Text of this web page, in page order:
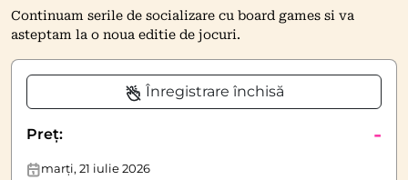
Continuam serile de socializare cu board games si va
asteptam la o noua editie de jocuri.
Înregistrare închisă
Preț: -
marți, 21 iulie 2026